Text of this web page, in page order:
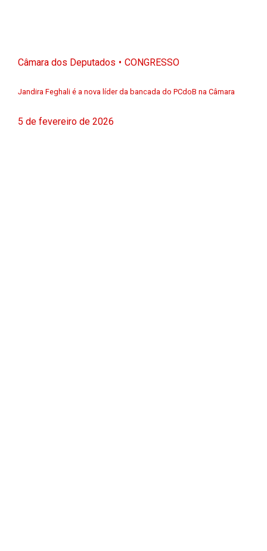
Câmara dos Deputados CONGRESSO
Jandira Feghali é a nova líder da bancada do PCdoB na Câmara
5 de fevereiro de 2026